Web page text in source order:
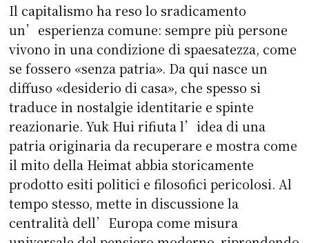
Il capitalismo ha reso lo sradicamento
un’espe­rienza comune: sempre più persone
vivono in una condizione di spaesatezza, come
se fossero «senza patria». Da qui nasce un
diffuso «desiderio di casa», che spesso si
traduce in nostalgie identi­tarie e spinte
reazionarie. Yuk Hui rifiuta l’idea di una
patria originaria da recuperare e mostra come
il mito della Heimat abbia storicamente
prodotto esiti politici e filosofici pericolosi. Al
tempo stesso, mette in discussione la
centralità dell’Europa come misura